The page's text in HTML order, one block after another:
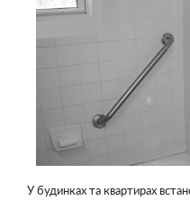
У будинках та квартирах